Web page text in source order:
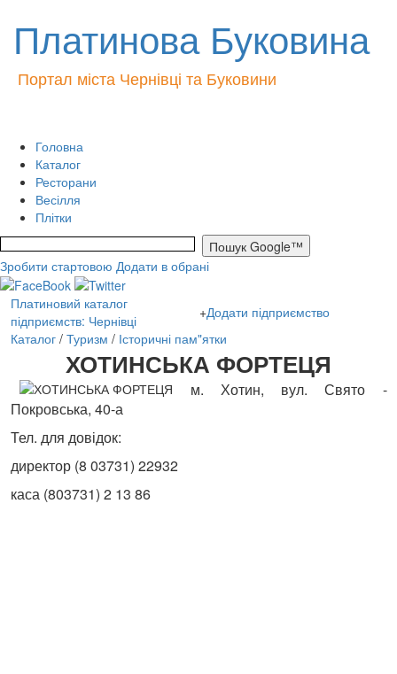
Платинова Буковина
Портал міста Чернівці та Буковини
Головна
Каталог
Ресторани
Весілля
Плітки
Зробити стартовою Додати в обрані
Платиновий каталог
підприємств: Чернівці
+Додати підприємство
Каталог/ Туризм / Історичні пам"ятки
ХОТИНСЬКА ФОРТЕЦЯ
м. Хотин, вул. Свято -
Покровська, 40-а
Тел. для довідок:
директор (8 03731) 22932
каса (803731) 2 13 86